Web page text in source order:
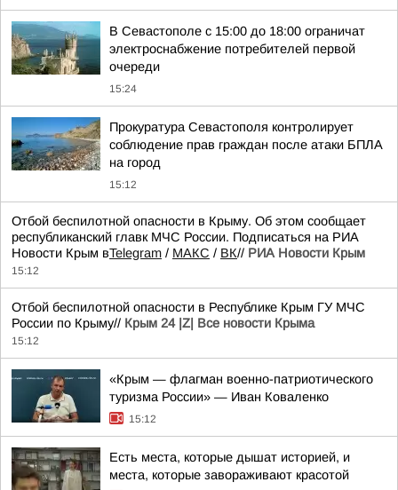
В Севастополе с 15:00 до 18:00 ограничат
электроснабжение потребителей первой
очереди
15:24
Прокуратура Севастополя контролирует
соблюдение прав граждан после атаки БПЛА
на город
15:12
Отбой беспилотной опасности в Крыму. Об этом сообщает
республиканский главк МЧС России. Подписаться на РИА
Новости Крым вTelegram / МАКС / ВК// РИА Новости Крым
15:12
Отбой беспилотной опасности в Республике Крым ГУ МЧС
России по Крыму// Крым 24 |Z| Все новости Крыма
15:12
«Крым — флагман военно-патриотического
туризма России» — Иван Коваленко
15:12
Есть места, которые дышат историей, и
места, которые завораживают красотой